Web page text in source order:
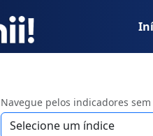
Navegue pelos indicadores